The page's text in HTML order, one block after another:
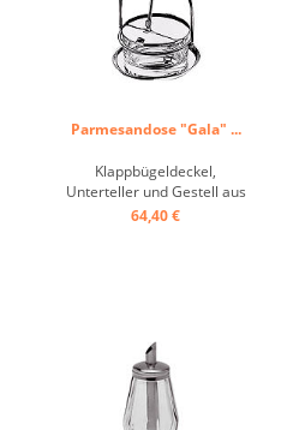
Parmesandose "Gala" ...
Klappbügeldeckel,
Unterteller und Gestell aus
rostfreiem Edelstahl,
64,40 €